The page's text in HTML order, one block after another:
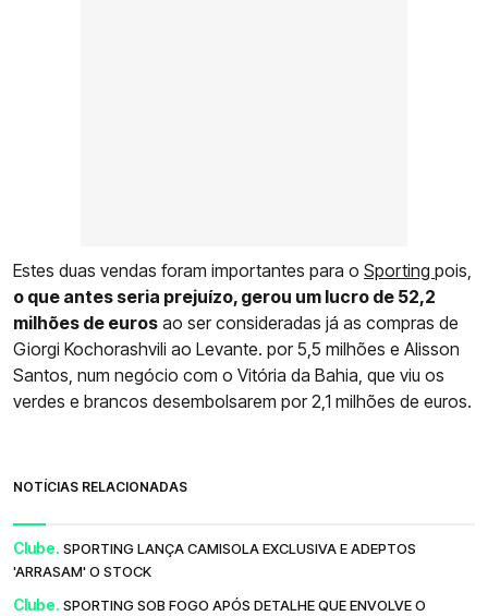
Estes duas vendas foram importantes para o Sporting pois,
o que antes seria prejuízo, gerou um lucro de 52,2
milhões de euros ao ser consideradas já as compras de
Giorgi Kochorashvili ao Levante. por 5,5 milhões e Alisson
Santos, num negócio com o Vitória da Bahia, que viu os
verdes e brancos desembolsarem por 2,1 milhões de euros.
NOTÍCIAS RELACIONADAS
Clube. SPORTING LANÇA CAMISOLA EXCLUSIVA E ADEPTOS
'ARRASAM' O STOCK
Clube. SPORTING SOB FOGO APÓS DETALHE QUE ENVOLVE O